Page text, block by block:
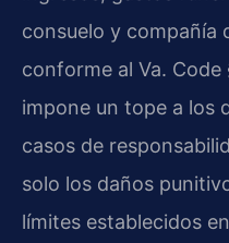
consuelo y compañía
conforme al Va.
impone un tope a los
casos de
solo los daños
límites establecidos